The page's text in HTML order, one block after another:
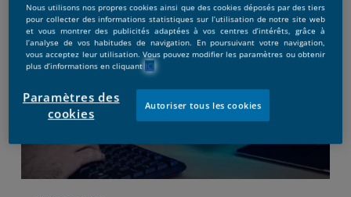
Nous utilisons nos propres cookies ainsi que des cookies déposés par des tiers
pour collecter des informations statistiques sur l’utilisation de notre site web
et vous montrer des publicités adaptées à vos centres d’intérêts, grâce à
l’analyse de vos habitudes de navigation. En poursuivant votre navigation,
vous acceptez leur utilisation. Vous pouvez modifier les paramètres ou obtenir
plus d’informations en cliquantICI
Paramètres des
cookies
Autoriser tous les cookies